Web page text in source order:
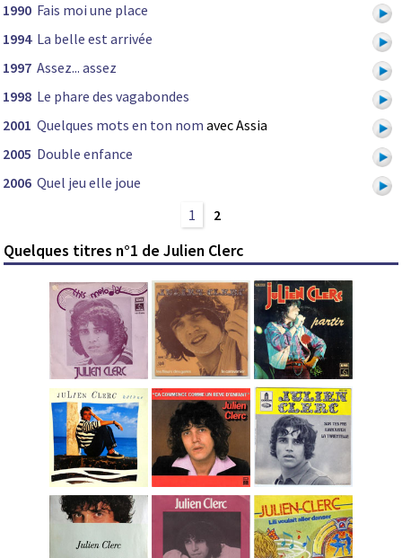
1990 Fais moi une place
1994 La belle est arrivée
1997 Assez... assez
1998 Le phare des vagabondes
2001 Quelques mots en ton nom avec Assia
2005 Double enfance
2006 Quel jeu elle joue
1
2
Quelques titres n°1 de Julien Clerc